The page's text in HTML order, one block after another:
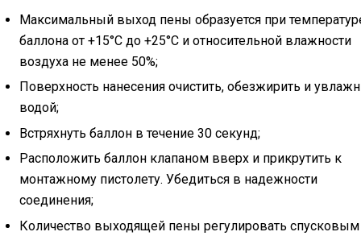
Максимальный выход пены образуется при
баллона от +15°С до +25°С и относительной влажности
воздуха не менее 50%;
Поверхность нанесения очистить, обезжирить и
водой;
Встряхнуть баллон в течение 30 секунд;
Расположить баллон клапаном вверх и прикрутить к
монтажному пистолету. Убедиться в надежности
соединения;
Количество выходящей пены регулировать спусковым